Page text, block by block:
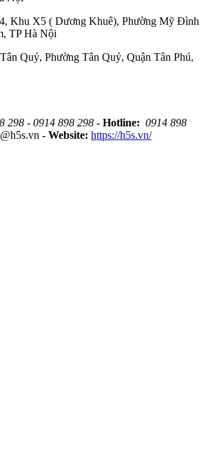
Khu X5 ( Dương Khuê), Phường Mỹ Đình
TP Hà Nội
Quý, Phường Tân Quý, Quận Tân Phú,
298 - 0914 898 298 - Hotline: 0914 898
- Website: https://h5s.vn/